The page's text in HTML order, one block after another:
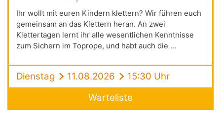
Ihr wollt mit euren Kindern klettern? Wir führen euch
gemeinsam an das Klettern heran. An zwei
Klettertagen lernt ihr alle wesentlichen Kenntnisse
zum Sichern im Toprope, und habt auch die ...
Dienstag 11.08.2026
15:30 Uhr
Warteliste